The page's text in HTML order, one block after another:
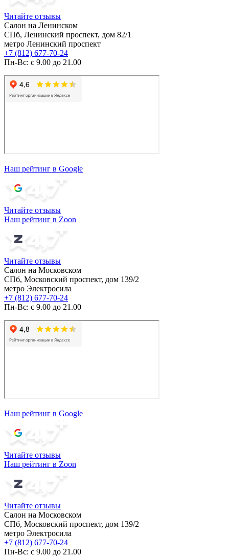
Читайте отзывы
Салон на Ленинском
СПб, Ленинский проспект, дом 82/1
метро Ленинский проспект
+7 (812) 677-70-24
Пн-Вс: с 9.00 до 21.00
Наш рейтинг в Google
Читайте отзывы
Наш рейтинг в Zoon
Читайте отзывы
Салон на Московском
СПб, Московский проспект, дом 139/2
метро Электросила
+7 (812) 677-70-24
Пн-Вс: с 9.00 до 21.00
Наш рейтинг в Google
Читайте отзывы
Наш рейтинг в Zoon
Читайте отзывы
Салон на Московском
СПб, Московский проспект, дом 139/2
метро Электросила
+7 (812) 677-70-24
Пн-Вс: с 9.00 до 21.00